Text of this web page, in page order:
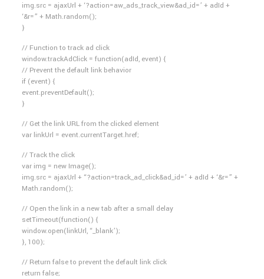
img.src = ajaxUrl + ‘?action=aw_ads_track_view&ad_id=’ + adId +
‘&r=” + Math.random();
}
// Function to track ad click
window.trackAdClick = function(adId, event) {
// Prevent the default link behavior
if (event) {
event.preventDefault();
}
// Get the link URL from the clicked element
var linkUrl = event.currentTarget.href;
// Track the click
var img = new Image();
img.src = ajaxUrl + “?action=track_ad_click&ad_id=’ + adId + ‘&r=” +
Math.random();
// Open the link in a new tab after a small delay
setTimeout(function() {
window.open(linkUrl, “_blank’);
}, 100);
// Return false to prevent the default link click
return false;